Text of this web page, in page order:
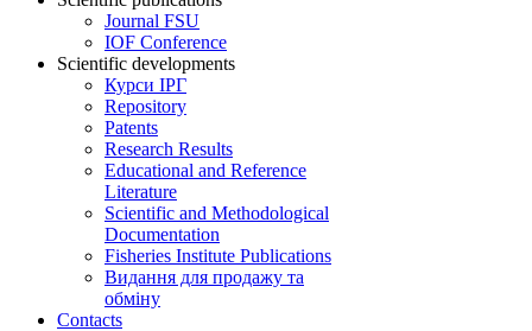
Journal FSU
IOF Conference
Scientific developments
Курси ІРГ
Repository
Patents
Research Results
Educational and Reference
Literature
Scientific and Methodological
Documentation
Fisheries Institute Publications
Видання для продажу та
обміну
Contacts